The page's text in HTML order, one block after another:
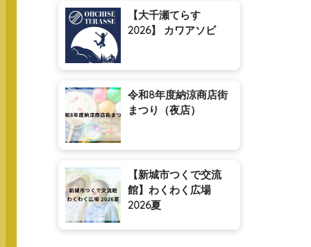
【大千瀬てらす
2026】 カワアソビ
令和8年度納涼商店街
まつり（夜店）
【新城市つくで交流
館】わくわく広場
2026夏